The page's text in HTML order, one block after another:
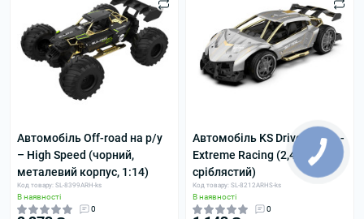
Автомобіль Off-road на р/у
– High Speed (чорний,
металевий корпус, 1:14)
Код товару: SL-8399ARH-ks
В наявності
0
Автомобіль KS Drive на р/в -
Extreme Racing (2,4 ГГц,
сріблястий)
Код товару: SL-8212ARHS-ks
В наявності
0